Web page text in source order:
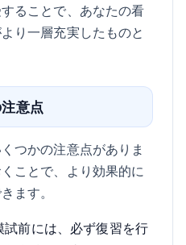
ることで、あなたの看
り一層充実したものと
意点
つかの注意点がありま
ことで、より効果的に
ます。
前には、必ず復習を行